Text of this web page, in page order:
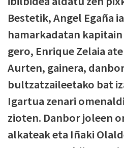
Bestetik, Angel Egaña
hamarkadatan
gero, Enrique Zelaia
Aurten, gainera,
bultzatzaileetako bat
Igartua zenari
zioten. Danbor joleen
alkateak eta Iñaki